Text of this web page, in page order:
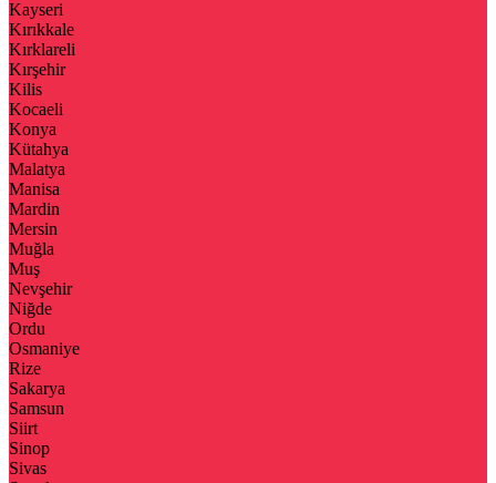
Kayseri
Kırıkkale
Kırklareli
Kırşehir
Kilis
Kocaeli
Konya
Kütahya
Malatya
Manisa
Mardin
Mersin
Muğla
Muş
Nevşehir
Niğde
Ordu
Osmaniye
Rize
Sakarya
Samsun
Siirt
Sinop
Sivas